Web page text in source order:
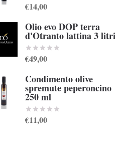
€14,00
Olio evo DOP terra
d'Otranto lattina 3 litri
€49,00
Condimento olive
spremute peperoncino
250 ml
€11,00